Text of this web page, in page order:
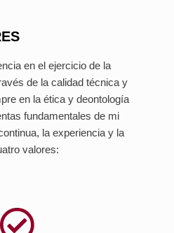
en el ejercicio de la
de la calidad técnica y
en la ética y deontología
fundamentales de mi
la experiencia y la
valores: